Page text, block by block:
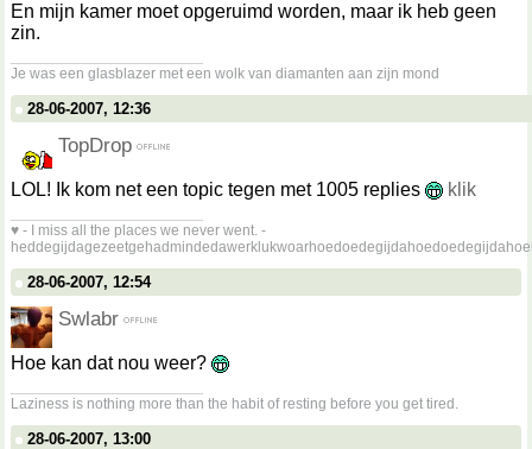
En mijn kamer moet opgeruimd worden, maar ik heb geen
zin.
Je was een glasblazer met een wolk van diamanten aan zijn mond
28-06-2007, 12:36
TopDrop
LOL! Ik kom net een topic tegen met 1005 replies
klik
♥ - I miss all the places we never went. -
28-06-2007, 12:54
Swlabr
Hoe kan dat nou weer?
Laziness is nothing more than the habit of resting before you get tired.
28-06-2007, 13:00